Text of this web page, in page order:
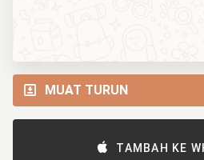
MUAT TURUN
TAMBAH KE